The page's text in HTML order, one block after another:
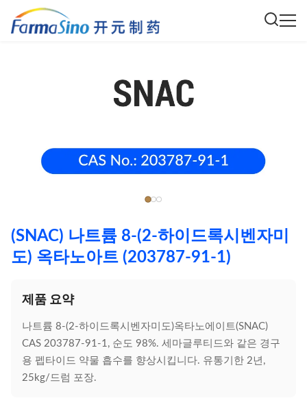
(SNAC) 나트륨 8-(2-하이드록시벤자미
도) 옥타노아트 (203787-91-1)
제품 요약
나트륨 8-(2-하이드록시벤자미도)옥타노에이트(SNAC)
CAS 203787-91-1, 순도 98%. 세마글루티드와 같은 경구
용 펩타이드 약물 흡수를 향상시킵니다. 유통기한 2년,
25kg/드럼 포장.